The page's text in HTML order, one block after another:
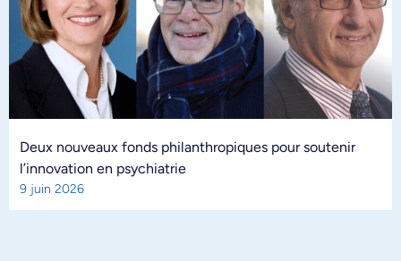
Deux nouveaux fonds philanthropiques pour soutenir
l’innovation en psychiatrie
9 juin 2026